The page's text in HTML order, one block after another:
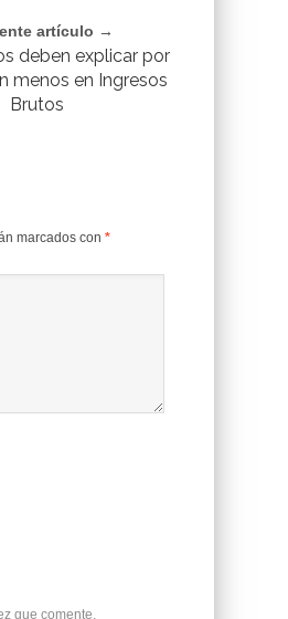
artículo →
deben explicar por
menos en Ingresos
Brutos
marcados con *
que comente.